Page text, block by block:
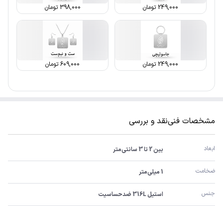
249,000 تومان 398,000 تومان
249,000 تومان 609,000تومان
مشخصات فنینقد و بررسی
ابعاد بین 2 تا 3 سانتی‌متر
ضخامت 1 میلی‌متر
جنس استیل 316L ضدحساسیت